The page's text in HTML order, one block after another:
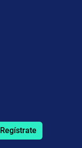
Regístrate